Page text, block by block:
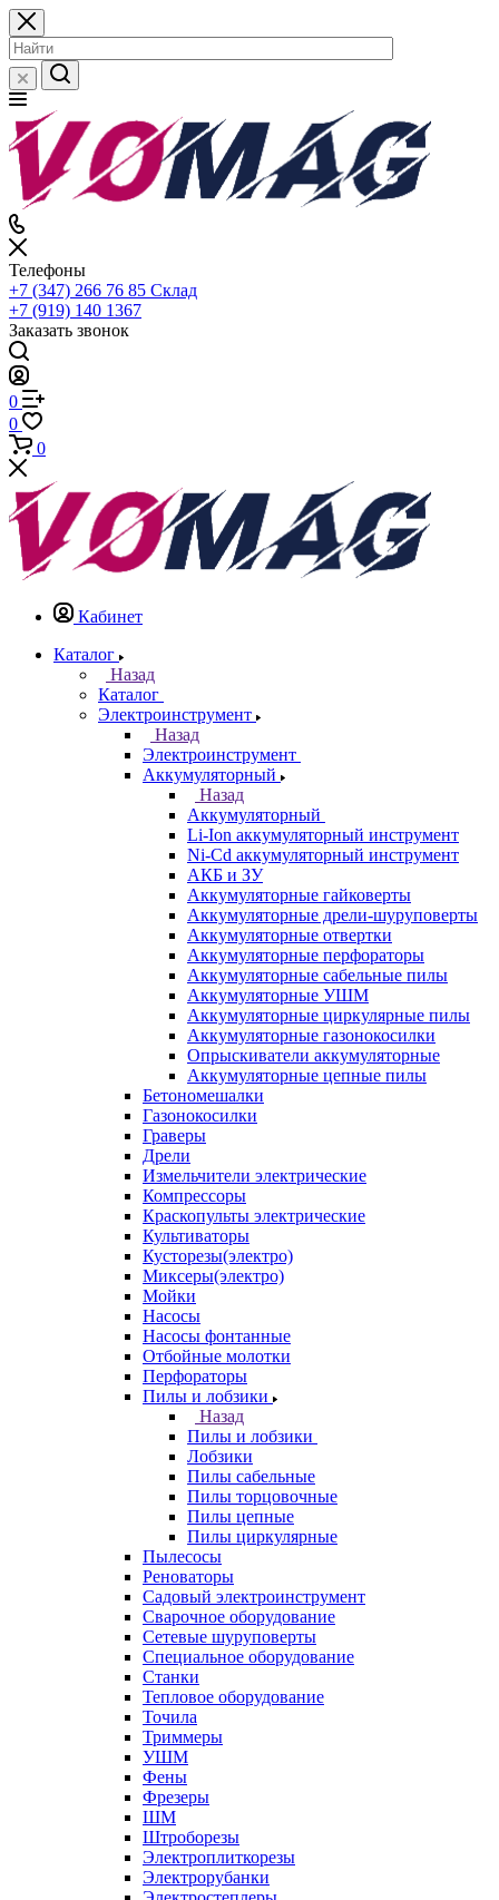
Телефоны
+7 (347) 266 76 85 Склад
+7 (919) 140 1367
Заказать звонок
0
0
0
Кабинет
Каталог
Назад
Каталог
Электроинструмент
Назад
Электроинструмент
Аккумуляторный
Назад
Аккумуляторный
Li-Ion аккумуляторный инструмент
Ni-Cd аккумуляторный инструмент
АКБ и ЗУ
Аккумуляторные гайковерты
Аккумуляторные дрели-шуруповерты
Аккумуляторные отвертки
Аккумуляторные перфораторы
Аккумуляторные сабельные пилы
Аккумуляторные УШМ
Аккумуляторные циркулярные пилы
Аккумуляторные газонокосилки
Опрыскиватели аккумуляторные
Аккумуляторные цепные пилы
Бетономешалки
Газонокосилки
Граверы
Дрели
Измельчители электрические
Компрессоры
Краскопульты электрические
Культиваторы
Кусторезы(электро)
Миксеры(электро)
Мойки
Насосы
Насосы фонтанные
Отбойные молотки
Перфораторы
Пилы и лобзики
Назад
Пилы и лобзики
Лобзики
Пилы сабельные
Пилы торцовочные
Пилы цепные
Пилы циркулярные
Пылесосы
Реноваторы
Садовый электроинструмент
Сварочное оборудование
Сетевые шуруповерты
Специальное оборудование
Станки
Тепловое оборудование
Точила
Триммеры
УШМ
Фены
Фрезеры
ШМ
Штроборезы
Электроплиткорезы
Электрорубанки